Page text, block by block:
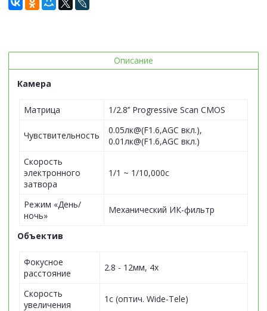
Описание
Камера
Матрица 1/2.8’’ Progressive Scan CMOS
Чувствительность
0.05лк@(F1.6,AGC вкл.),
0.01лк@(F1.6,AGC вкл.)
Скорость
электронного
затвора
1/1 ~ 1/10,000с
Режим «День/
ночь»
Механический ИК-фильтр
Объектив
Фокусное
расстояние
2.8 - 12мм, 4x
Скорость
увеличения
1с (оптич. Wide-Tele)